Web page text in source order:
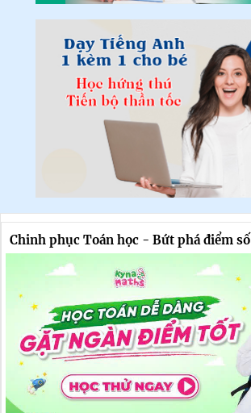
Chinh phục Toán học - Bứt phá điểm số